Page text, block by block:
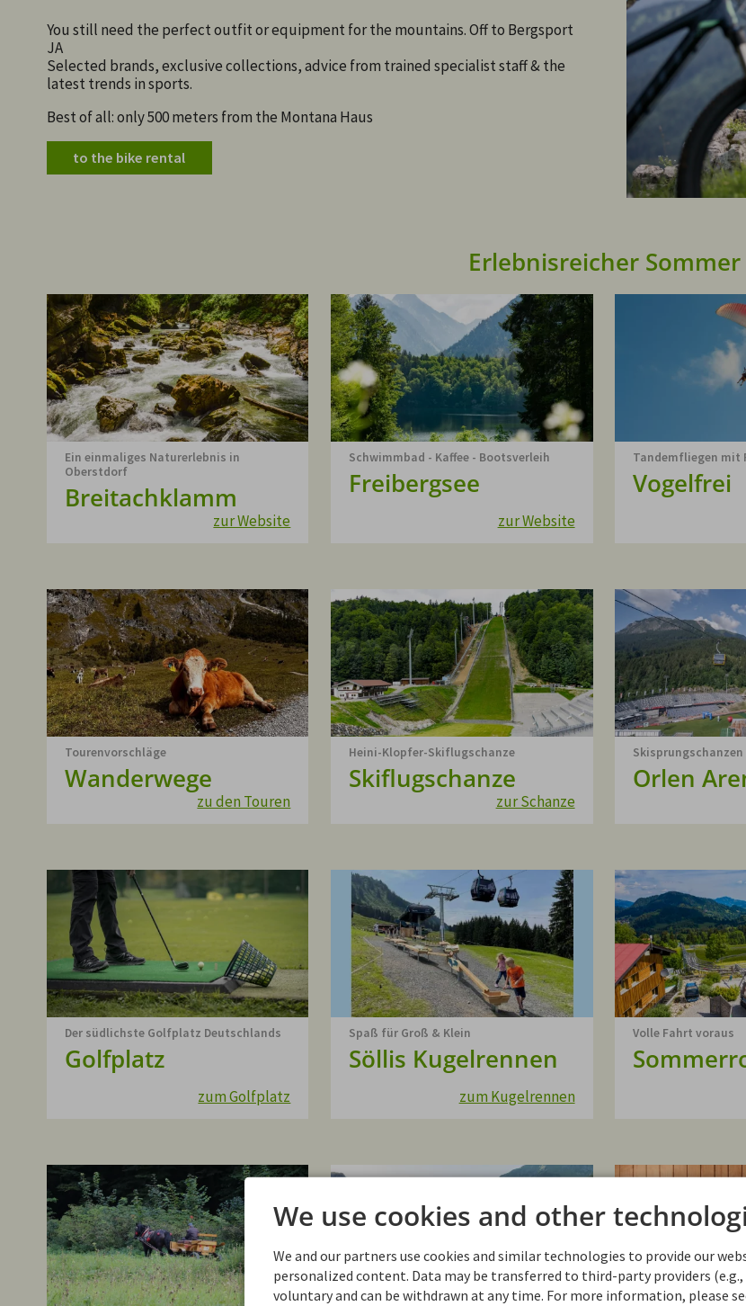
You still need the perfect outfit or equipment for the mountains. Off to Bergsport
JA
Selected brands, exclusive collections, advice from trained specialist staff & the
latest trends in sports.
Best of all: only 500 meters from the Montana Haus
to the bike rental
Erlebnisreicher Sommer
Ein einmaliges Naturerlebnis in
Oberstdorf
Breitachklamm
zur Website
Schwimmbad - Kaffee - Bootsverleih
Freibergsee
zur Website
Tandemfliegen mit
Vogelfrei
Tourenvorschläge
Wanderwege
zu den Touren
Heini-Klopfer-Skiflugschanze
Skiflugschanze
zur Schanze
Skisprungschanzen
Orlen
Der südlichste Golfplatz Deutschlands
Golfplatz
zum Golfplatz
Spaß für Groß & Klein
Söllis Kugelrennen
zum Kugelrennen
Volle Fahrt voraus
We use cookies and other
We and our partners use cookies and similar technologies to provide our
personalized content. Data may be transferred to third-party providers (e.g.,
voluntary and can be withdrawn at any time. For more information, please